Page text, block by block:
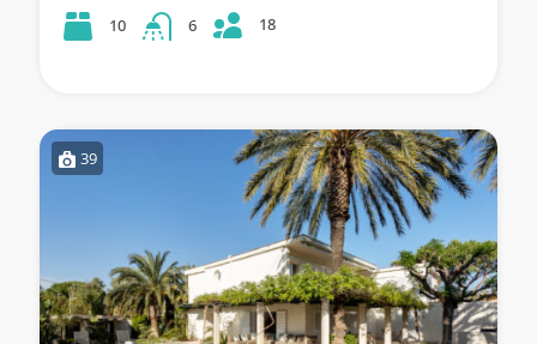
10 6 18
39